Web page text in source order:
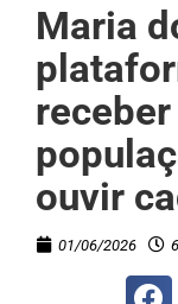
Maria
ouvir
01/06/2026